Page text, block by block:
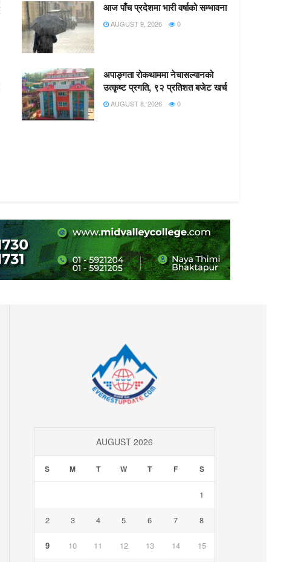
आज पाँच प्रदेशमा भारी वर्षाको सम्भावना
AUGUST 9, 2026 0
अपाङ्गता रोकथाममा नेचासल्यानको
उत्कृष्ट प्रगति, ९२ प्रतिशत बजेट खर्च
AUGUST 8, 2026 0
AUGUST 2026
S M T W T F S
1
2 3 4 5 6 7 8
9 10 11 12 13 14 15